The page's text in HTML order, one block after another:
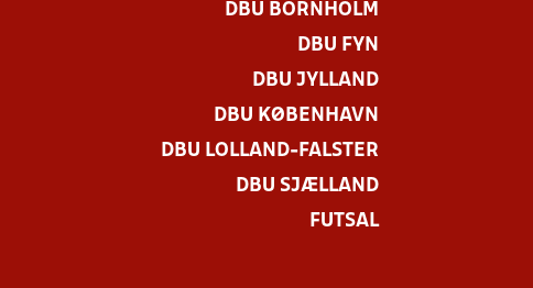
DBU BORNHOLM
DBU FYN
DBU JYLLAND
DBU KØBENHAVN
DBU LOLLAND-FALSTER
DBU SJÆLLAND
FUTSAL